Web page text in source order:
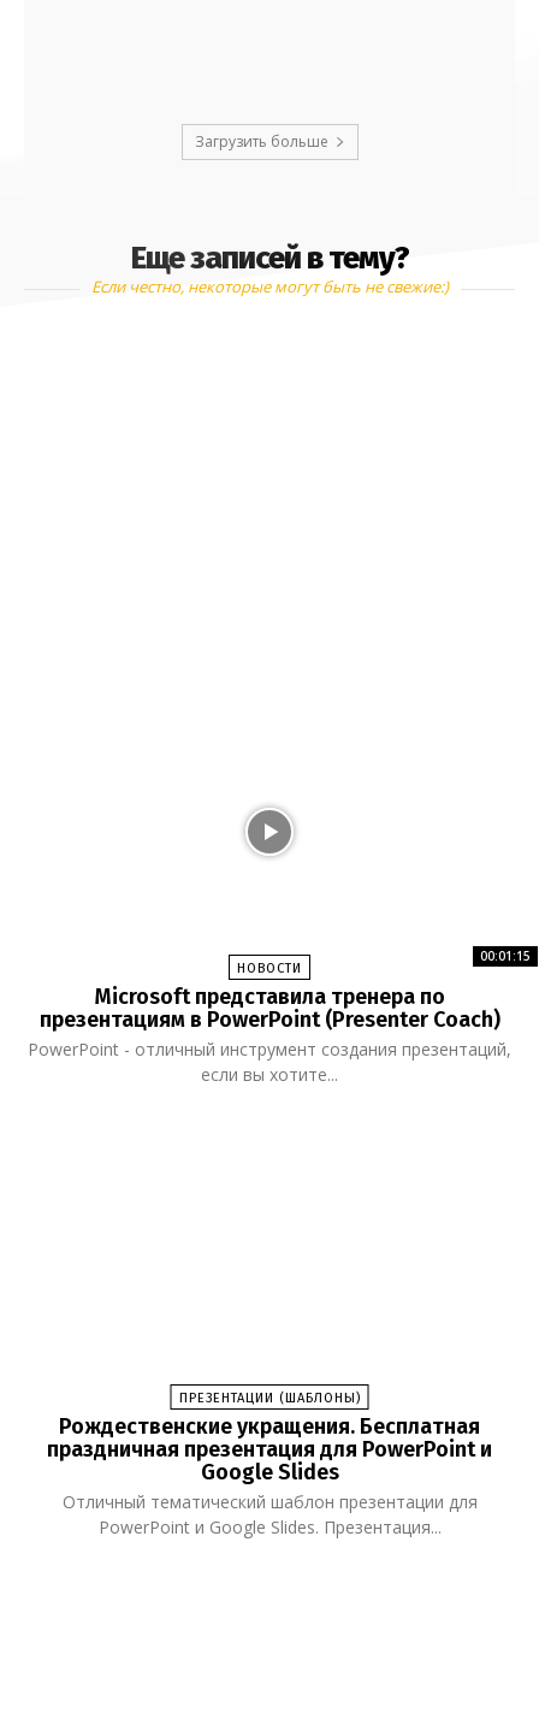
Загрузить больше
Еще записей в тему?
Если честно, некоторые могут быть не свежие:)
НОВОСТИ
00:01:15
Microsoft представила тренера по
презентациям в PowerPoint (Presenter Coach)
PowerPoint - отличный инструмент создания презентаций,
если вы хотите...
ПРЕЗЕНТАЦИИ (ШАБЛОНЫ)
Рождественские укращения. Бесплатная
праздничная презентация для PowerPoint и
Google Slides
Отличный тематический шаблон презентации для
PowerPoint и Google Slides. Презентация...